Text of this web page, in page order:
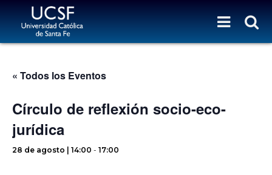
« Todos los Eventos
Círculo de reflexión socio-eco-
jurídica
28 de agosto | 14:00 - 17:00